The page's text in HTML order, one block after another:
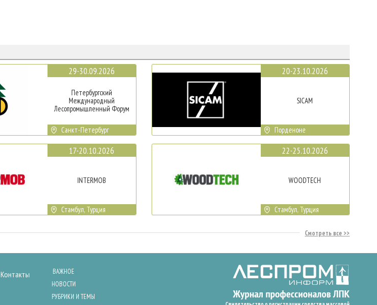
29-30.09.2026
Петербургский
Международный
Лесопромышленный Форум
Санкт-Петербург
17-20.10.2026
INTERMOB
Стамбул, Турция
20-23.10.2026
SICAM
Порденоне
22-25.10.2026
WOODTECH
Стамбул, Турция
Смотреть все
Контакты
ВАЖНОЕ
НОВОСТИ
РУБРИКИ И ТЕМЫ